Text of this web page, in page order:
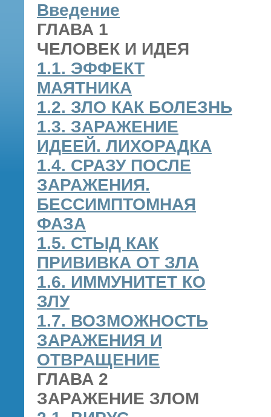
Введение
ГЛАВА 1
ЧЕЛОВЕК И ИДЕЯ
1.1. ЭФФЕКТ
МАЯТНИКА
1.2. ЗЛО КАК БОЛЕЗНЬ
1.3. ЗАРАЖЕНИЕ
ИДЕЕЙ. ЛИХОРАДКА
1.4. СРАЗУ ПОСЛЕ
ЗАРАЖЕНИЯ.
БЕССИМПТОМНАЯ
ФАЗА
1.5. СТЫД КАК
ПРИВИВКА ОТ ЗЛА
1.6. ИММУНИТЕТ КО
ЗЛУ
1.7. ВОЗМОЖНОСТЬ
ЗАРАЖЕНИЯ И
ОТВРАЩЕНИЕ
ГЛАВА 2
ЗАРАЖЕНИЕ ЗЛОМ